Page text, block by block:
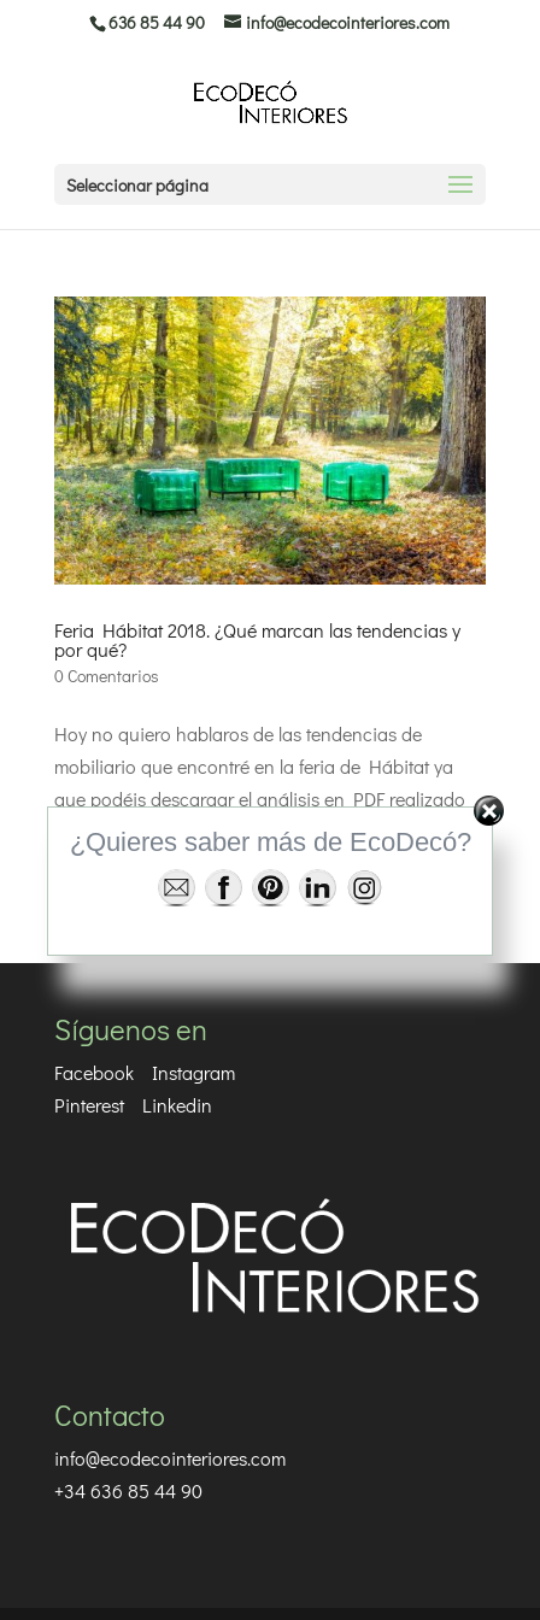
636 85 44 90 info@ecodecointeriores.com
Seleccionar página
Feria Hábitat 2018. ¿Qué marcan las tendencias y
por qué?
0 Comentarios
Hoy no quiero hablaros de las tendencias de
mobiliario que encontré en la feria de Hábitat ya
que podéis descargar el análisis en PDF realizado
por Pepa Casado D’Amato Apoyo de investigación:
Marian Roselló en la web Tendencias Habitat Si
quiero hablaros del qué...
Síguenos en
Facebook
Instagram
Pinterest
Linkedin
Contacto
info@ecodecointeriores.com
+34 636 85 44 90
¿Quieres saber más de EcoDecó?